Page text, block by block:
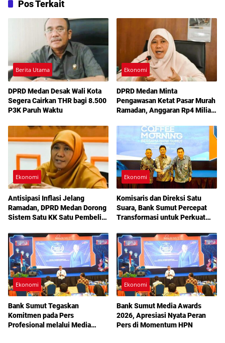
Pos Terkait
Berita Utama
DPRD Medan Desak Wali Kota
Segera Cairkan THR bagi 8.500
P3K Paruh Waktu
Ekonomi
DPRD Medan Minta
Pengawasan Ketat Pasar Murah
Ramadan, Anggaran Rp4 Miliar
Ekonomi
Antisipasi Inflasi Jelang
Ramadan, DPRD Medan Dorong
Sistem Satu KK Satu Pembeli
Ekonomi
Komisaris dan Direksi Satu
Suara, Bank Sumut Percepat
Transformasi untuk Perkuat
Ekonomi
Bank Sumut Tegaskan
Komitmen pada Pers
Profesional melalui Media
Ekonomi
Bank Sumut Media Awards
2026, Apresiasi Nyata Peran
Pers di Momentum HPN